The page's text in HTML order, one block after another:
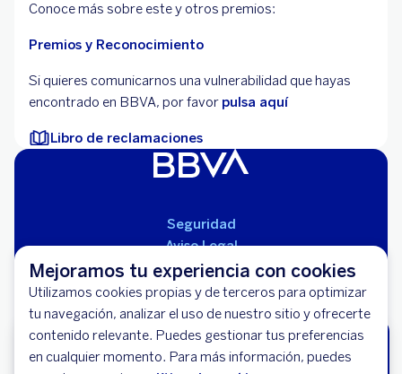
Mejoramos tu experiencia con cookies
Utilizamos cookies propias y de terceros para optimizar
tu navegación, analizar el uso de nuestro sitio y ofrecerte
contenido relevante. Puedes gestionar tus preferencias
en cualquier momento. Para más información, puedes
¡Tu auto seguro, tú sin estrés!
No dejes tu tranquilidad al azar. Asegura tu vehículo
Conoce más sobre este y otros premios:
Premios y Reconocimiento
Si quieres comunicarnos una vulnerabilidad que hayas
encontrado en BBVA, por favor pulsa aquí
Libro de reclamaciones
Seguridad
Aviso Legal
Cláusulas Generales de Contratación
Mapa del Sitio
Libro de Reclamaciones
Llámanos (01) 595-0000
Banco BBVA Perú - RUC 20100130204